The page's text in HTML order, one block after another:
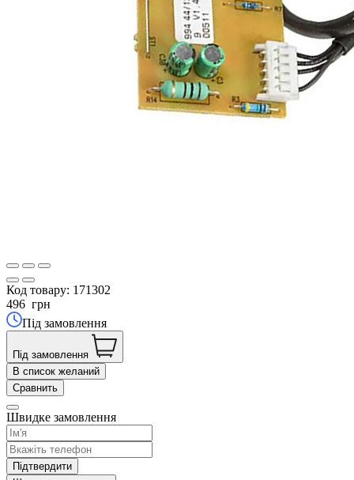
Код товару: 171302
496 грн
Під замовлення
Під замовлення
В список желаний
Сравнить
Швидке замовлення
Підтвердити